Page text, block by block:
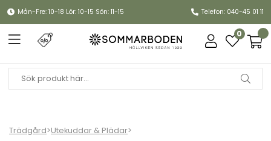
Mån-Fre: 10-18 Lör: 10-15 Sön: 11-15 Telefon: 040-45 01 11
0
Trädgård>Utekuddar & Plädar>